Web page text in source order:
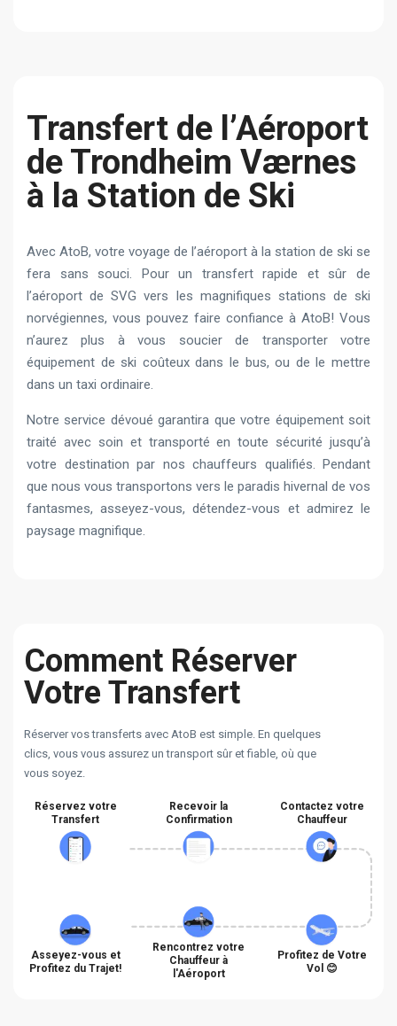
Transfert de l’Aéroport
de Trondheim Værnes
à la Station de Ski
Avec AtoB, votre voyage de l’aéroport à la station de ski se
fera sans souci. Pour un transfert rapide et sûr de
l’aéroport de SVG vers les magnifiques stations de ski
norvégiennes, vous pouvez faire confiance à AtoB! Vous
n’aurez plus à vous soucier de transporter votre
équipement de ski coûteux dans le bus, ou de le mettre
dans un taxi ordinaire.
Notre service dévoué garantira que votre équipement soit
traité avec soin et transporté en toute sécurité jusqu’à
votre destination par nos chauffeurs qualifiés. Pendant
que nous vous transportons vers le paradis hivernal de vos
fantasmes, asseyez-vous, détendez-vous et admirez le
paysage magnifique.
Comment Réserver
Votre Transfert
Réserver vos transferts avec AtoB est simple. En quelques
clics, vous vous assurez un transport sûr et fiable, où que
vous soyez.
Réservez votre
Transfert
Recevoir la
Confirmation
Contactez votre
Chauffeur
Asseyez-vous et
Profitez du Trajet!
Rencontrez votre
Chauffeur à
l'Aéroport
Profitez de Votre
Vol 😊